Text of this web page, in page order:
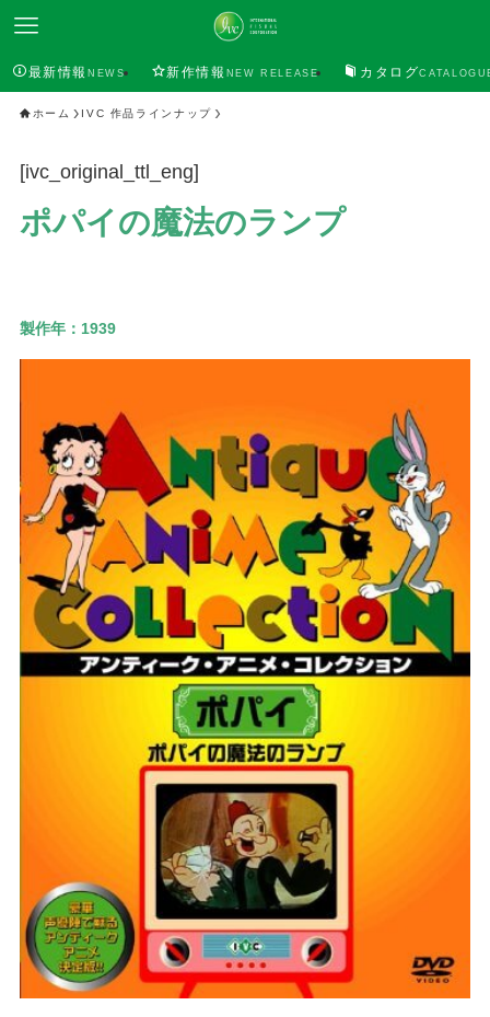
最新情報NEWS 新作情報 NEW RELEASE カタログ
ホーム IVC 作品ラインナップ
[ivc_original_ttl_eng]
ポパイの魔法のランプ
製作年： 1939